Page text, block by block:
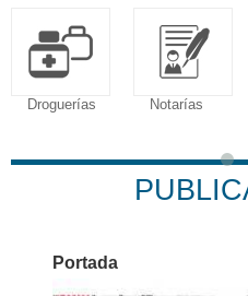
Notarías
Portada